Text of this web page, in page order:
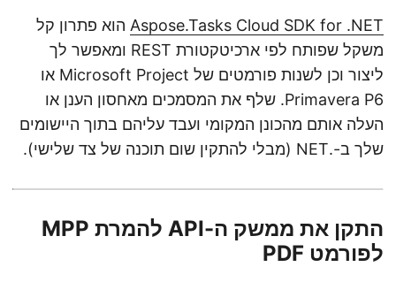
Aspose.Tasks Cloud SDK for .NETהוא פתרון קל
משקל שפותח לפי ארכיטקטורת REST ומאפשר לך
ליצור וכן לשנות פורמטים של Microsoft Project או
Primavera P6. שלף את המסמכים מאחסון הענן או
העלה אותם מהכונן המקומי ועבד עליהם בתוך היישומים
שלך ב-.NET (מבלי להתקין שום תוכנה של צד שלישי).
התקן את ממשק ה-API להמרת MPP
לפורמט PDF